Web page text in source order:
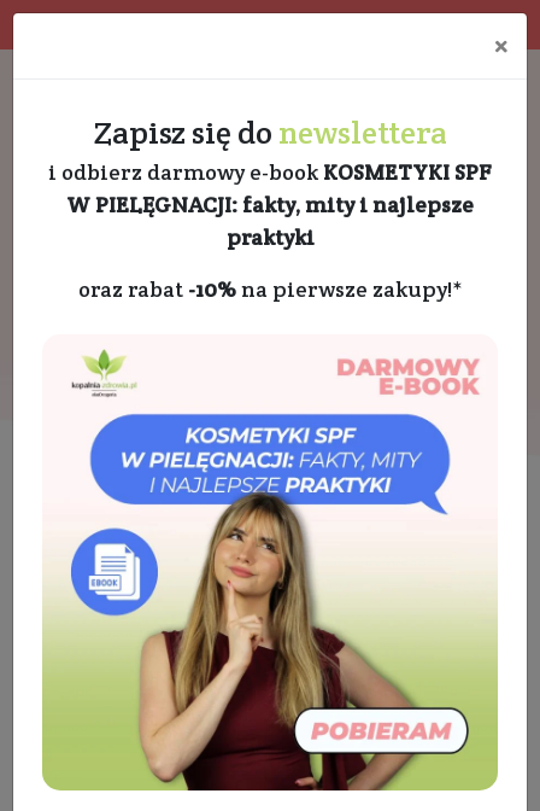
Kosmetyki Twarz
Olejek do twarzy
Olej z Opuncji Figowej
×
Zapisz się do newslettera
i odbierz darmowy e-book KOSMETYKI SPF
W PIELĘGNACJI: fakty, mity i najlepsze
praktyki
oraz rabat -10%na pierwsze zakupy!*